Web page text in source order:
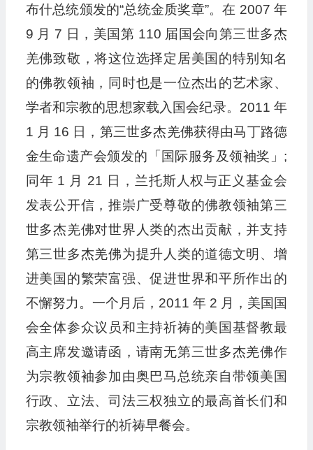
布什总统颁发的“总统金质奖章”。在 2007 年
9 月 7 日，美国第 110 届国会向第三世多杰
羌佛致敬，将这位选择定居美国的特别知名
的佛教领袖，同时也是一位杰出的艺术家、
学者和宗教的思想家载入国会纪录。2011 年
1 月 16 日，第三世多杰羌佛获得由马丁路德
金生命遗产会颁发的「国际服务及领袖奖」;
同年 1 月 21 日，兰托斯人权与正义基金会
发表公开信，推崇广受尊敬的佛教领袖第三
世多杰羌佛对世界人类的杰出贡献，并支持
第三世多杰羌佛为提升人类的道德文明、增
进美国的繁荣富强、促进世界和平所作出的
不懈努力。一个月后，2011 年 2 月，美国国
会全体参众议员和主持祈祷的美国基督教最
高主席发邀请函，请南无第三世多杰羌佛作
为宗教领袖参加由奥巴马总统亲自带领美国
行政、立法、司法三权独立的最高首长们和
宗教领袖举行的祈祷早餐会。